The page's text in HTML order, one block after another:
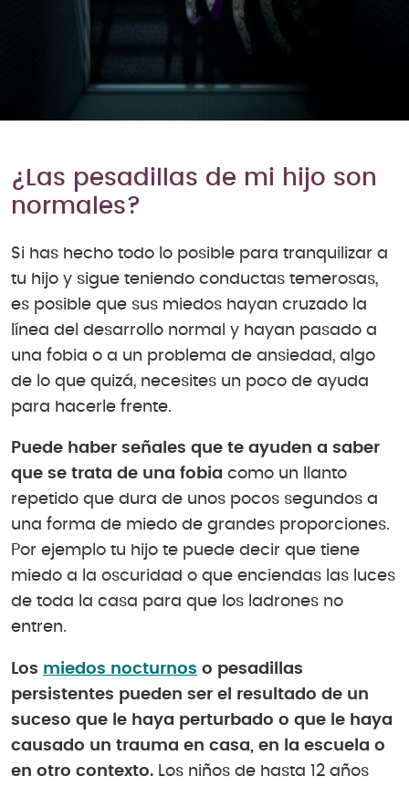
¿Las pesadillas de mi hijo son
normales?
Si has hecho todo lo posible para tranquilizar a
tu hijo y sigue teniendo conductas temerosas,
es posible que sus miedos hayan cruzado la
línea del desarrollo normal y hayan pasado a
una fobia o a un problema de ansiedad, algo
de lo que quizá, necesites un poco de ayuda
para hacerle frente.
Puede haber señales que te ayuden a saber
que se trata de una fobia como un llanto
repetido que dura de unos pocos segundos a
una forma de miedo de grandes proporciones.
Por ejemplo tu hijo te puede decir que tiene
miedo a la oscuridad o que enciendas las luces
de toda la casa para que los ladrones no
entren.
Los miedos nocturnos o pesadillas
persistentes pueden ser el resultado de un
suceso que le haya perturbado o que le haya
causado un trauma en casa, en la escuela o
en otro contexto. Los niños de hasta 12 años